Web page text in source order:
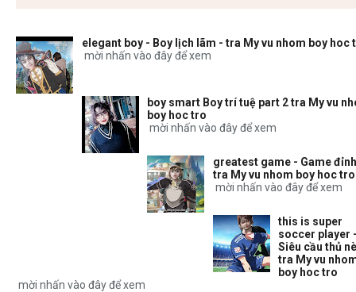
elegant boy - Boy lịch lãm - tra My vu nhom boy hoc
mời nhấn vào đây để xem
boy smart Boy trí tuệ part 2 tra My vu
boy hoc tro
mời nhấn vào đây để xem
greatest game - Game
tra My vu nhom boy hoc tro
mời nhấn vào đây để xem
this is super
soccer player
Siêu cầu thủ
tra My vu
boy hoc tro
mời nhấn vào đây để xem